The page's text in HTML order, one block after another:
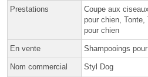
Prestations
Coupe aux
pour chien,
pour chien
En vente Shampooings
Nom commercial Styl Dog